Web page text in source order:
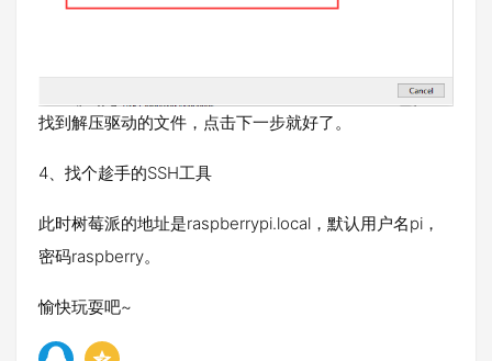
找到解压驱动的文件，点击下一步就好了。
4、找个趁手的SSH工具
此时树莓派的地址是raspberrypi.local，默认用户名pi，
密码raspberry。
愉快玩耍吧~